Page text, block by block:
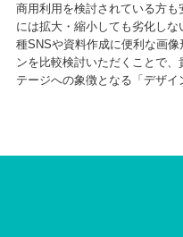
商用利用を検討されている方
には拡大・縮小しても劣化し
種SNSや資料作成に便利な画
ンを比較検討いただくことで
テージへの象徴となる「デザイ